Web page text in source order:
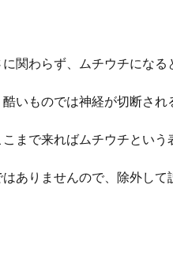
関わらず、ムチウチになる
いものでは神経が切断され
まで来ればムチウチという
ありませんので、除外して